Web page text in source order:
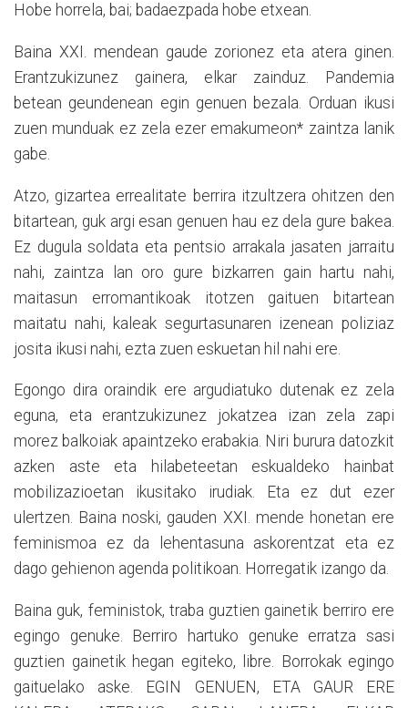
Hobe horrela, bai; badaezpada hobe etxean.
Baina XXI. mendean gaude zorionez eta atera ginen.
Erantzukizunez gainera, elkar zainduz. Pandemia
betean geundenean egin genuen bezala. Orduan ikusi
zuen munduak ez zela ezer emakumeon* zaintza lanik
gabe.
Atzo, gizartea errealitate berrira itzultzera ohitzen den
bitartean, guk argi esan genuen hau ez dela gure bakea.
Ez dugula soldata eta pentsio arrakala jasaten jarraitu
nahi, zaintza lan oro gure bizkarren gain hartu nahi,
maitasun erromantikoak itotzen gaituen bitartean
maitatu nahi, kaleak segurtasunaren izenean poliziaz
josita ikusi nahi, ezta zuen eskuetan hil nahi ere.
Egongo dira oraindik ere argudiatuko dutenak ez zela
eguna, eta erantzukizunez jokatzea izan zela zapi
morez balkoiak apaintzeko erabakia. Niri burura datozkit
azken aste eta hilabeteetan eskualdeko hainbat
mobilizazioetan ikusitako irudiak. Eta ez dut ezer
ulertzen. Baina noski, gauden XXI. mende honetan ere
feminismoa ez da lehentasuna askorentzat eta ez
dago gehienon agenda politikoan. Horregatik izango da.
Baina guk, feministok, traba guztien gainetik berriro ere
egingo genuke. Berriro hartuko genuke erratza sasi
guztien gainetik hegan egiteko, libre. Borrokak egingo
gaituelako aske. EGIN GENUEN, ETA GAUR ERE